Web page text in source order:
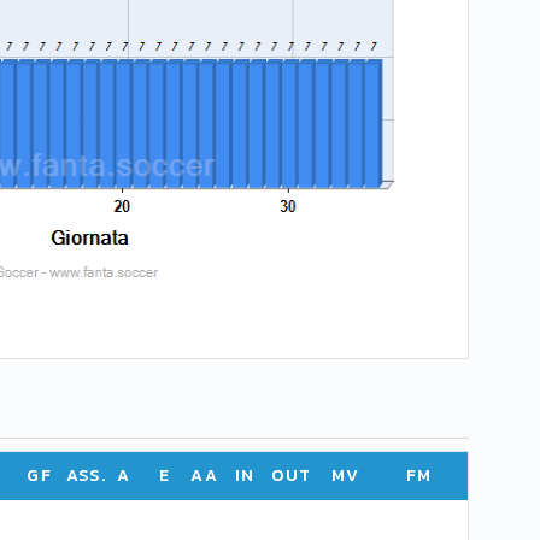
GF ASS. A E AA IN OUT MV FM